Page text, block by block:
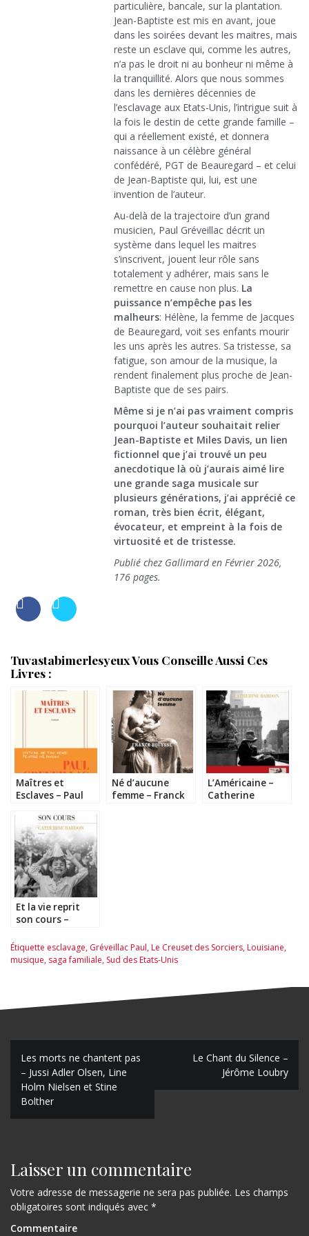
particulière, bancale, sur la plantation.
Jean-Baptiste est mis en avant, joue
dans les soirées devant les maitres, mais
reste un esclave qui, comme les autres,
n’a pas le droit ni au bonheur ni même à
la tranquillité. Alors que nous sommes
dans les dernières décennies de
l’esclavage aux Etats-Unis, l’intrigue suit à
la fois le destin de cette grande famille –
qui a réellement existé, et donnera
naissance à un célèbre général
confédéré, PGT de Beauregard – et celui
de Jean-Baptiste qui, lui, est une
invention de l’auteur.
Au-delà de la trajectoire d’un grand
musicien, Paul Gréveillac décrit un
système dans lequel les maitres
s’inscrivent, jouent leur rôle sans
totalement y adhérer, mais sans le
remettre en cause non plus. La
puissance n’empêche pas les
malheurs: Hélène, la femme de Jacques
de Beauregard, voit ses enfants mourir
les uns après les autres. Sa tristesse, sa
fatigue, son amour de la musique, la
rendent finalement plus proche de Jean-
Baptiste que de ses pairs.
Même si je n’ai pas vraiment compris
pourquoi l’auteur souhaitait relier
Jean-Baptiste et Miles Davis, un lien
fictionnel que j’ai trouvé un peu
anecdotique là où j’aurais aimé lire
une grande saga musicale sur
plusieurs générations, j’ai apprécié ce
roman, très bien écrit, élégant,
évocateur, et empreint à la fois de
virtuosité et de tristesse.
Publié chez Gallimard en Février 2026,
176 pages.
Tuvastabimerlesyeux Vous Conseille Aussi Ces
Livres :
Maîtres et
Esclaves – Paul
Né d’aucune
femme – Franck
L’Américaine –
Catherine
Et la vie reprit
son cours –
Bardon
Étiquette esclavage, Gréveillac Paul,Le Creuset des Sorciers,Louisiane,
musique, saga familiale, Sud des Etats-Unis
N
a
t
i
Les morts ne chantent pas
– Jussi Adler Olsen, Line
Holm Nielsen et Stine
Bolther
Le Chant du Silence –
Jérôme Loubry
Laisser un commentaire
Votre adresse de messagerie ne sera pas publiée. Les champs
obligatoires sont indiqués avec *
Commentaire